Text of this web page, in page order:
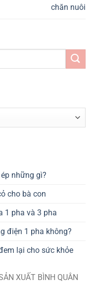
chăn nuôi
những gì?
cho bà con
1 pha và 3 pha
điện 1 pha không?
lại cho sức khỏe
XUẤT BÌNH QUÂN